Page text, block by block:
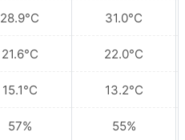
28.9°C
21.6°C
15.1°C
57%
31.0°C
22.0°C
13.2°C
55%